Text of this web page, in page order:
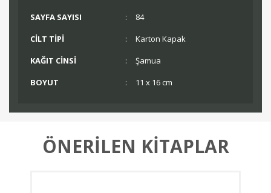
SAYFA SAYISI
:
84
CİLT TİPİ
:
Karton Kapak
KAĞIT CİNSİ
:
Şamua
BOYUT
: 11 x 16 cm
ÖNERİLEN KİTAPLAR